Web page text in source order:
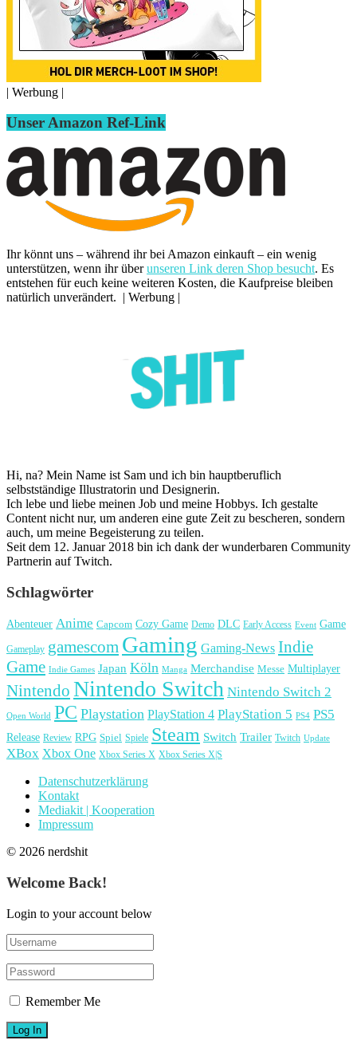
| Werbung |
Unser Amazon Ref-Link
Ihr könnt uns – während ihr bei Amazon einkauft – ein wenig
unterstützen, wenn ihr überunseren Link deren Shop besucht. Es
entstehen für euch keine weiteren Kosten, die Kaufpreise bleiben
natürlich unverändert. | Werbung |
Hi, na? Mein Name ist Sam und ich bin hauptberuflich
selbstständige Illustratorin und Designerin.
Ich lebe und liebe meinen Job und meine Hobbys. Ich gestalte
Content nicht nur, um anderen eine gute Zeit zu bescheren, sondern
auch, um meine Begeisterung zu teilen.
Seit dem 12. Januar 2018 bin ich dank der wunderbaren Community
Partnerin auf Twitch.
Schlagwörter
Abenteuer Anime Capcom Cozy Game Demo DLC Early Access Event Game
Gameplay gamescom Gaming Gaming-News Indie
Game Indie Games Japan Köln Manga Merchandise Messe Multiplayer
Nintendo Nintendo Switch Nintendo Switch 2
Open World PC Playstation PlayStation 4 PlayStation 5 PS4 PS5
Release Review RPG Spiel Spiele Steam Switch Trailer Twitch Update
XBox Xbox One Xbox Series X Xbox Series X|S
Datenschutzerklärung
Kontakt
Mediakit | Kooperation
Impressum
© 2026 nerdshit
Welcome Back!
Login to your account below
Remember Me